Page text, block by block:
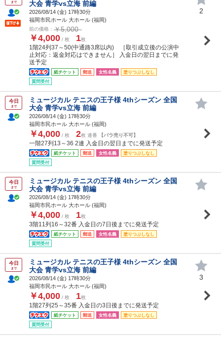
まで 大会 青学vs立海 前編
2026/08/14 (金) 17時30分
福岡市民ホール 大ホール (福岡)
前の価格： ￥5,000
￥4,000 / 枚 1枚
1階24列37～50(中通路3席以内) ［取引成立後の公演中
止対応：返金対応はできません］ 入金日の翌日までに発
送予定
紙チケット 郵送 女性名義
塗りつぶしなし
質問受付
2
今日
まで
ミュージカル テニスの王子様 4thシーズン 全国
大会 青学vs立海 前編
2026/08/14 (金) 17時30分
福岡市民ホール 大ホール (福岡)
￥4,000 / 枚 2枚 連番 【バラ売り不可】
一階27列13～36 2連 入金日の翌日までに発送予定
紙チケット 郵送 女性名義
塗りつぶしなし
質問受付
今日
まで
ミュージカル テニスの王子様 4thシーズン 全国
大会 青学vs立海 前編
2026/08/14 (金) 17時30分
福岡市民ホール 大ホール (福岡)
￥4,000 / 枚 1枚
3階11列16～32番 入金日の7日後までに発送予定
紙チケット 郵送 女性名義
塗りつぶしなし
質問受付
今日
まで
ミュージカル テニスの王子様 4thシーズン 全国
大会 青学vs立海 前編
2026/08/14 (金) 17時30分
福岡市民ホール 大ホール (福岡)
￥4,000 / 枚 1枚
1階27列25～35番 入金日の3日後までに発送予定
紙チケット 郵送 女性名義
塗りつぶしなし
質問受付
3